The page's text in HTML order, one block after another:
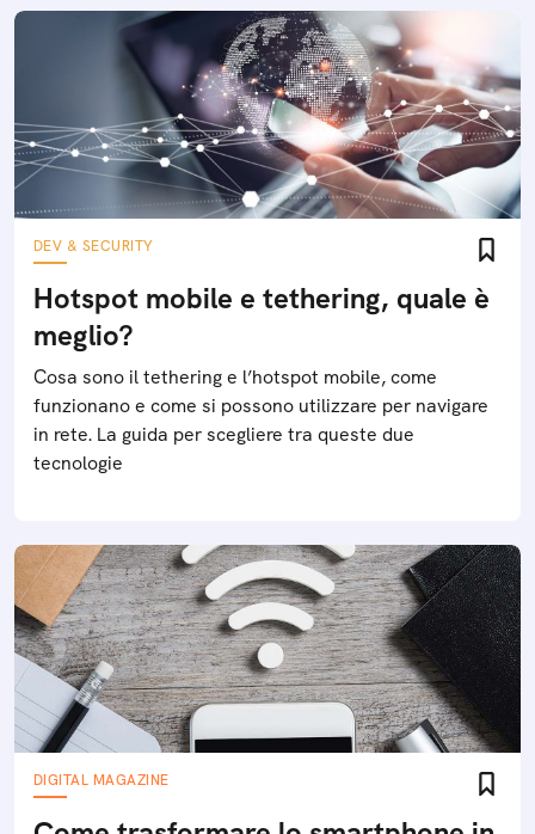
DEV & SECURITY
Hotspot mobile e tethering, quale è
meglio?
Cosa sono il tethering e l’hotspot mobile, come
funzionano e come si possono utilizzare per navigare
in rete. La guida per scegliere tra queste due
tecnologie
DIGITAL MAGAZINE